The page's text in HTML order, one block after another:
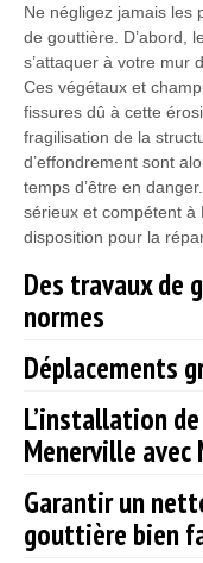
Ne négligez jamais les
de gouttière. D’abord,
s’attaquer à votre mur
Ces végétaux et
fissures dû à cette
fragilisation de la
d’effondrement sont
temps d’être en
sérieux et compétent à
disposition pour la
Des travaux de
normes
La gouttière fait
canalisation des
façade et de vos
pour éviter tous
laquelle cette
professionnel tel que
Déplacements
MB Toiture est un
à prix pas cher dans
la gratuité des
zingueurs, qu’il
vous soyez un
L’installation
Menerville avec
L’installation de
pose est
de pluie. Nos
Garantir un
gouttière bien